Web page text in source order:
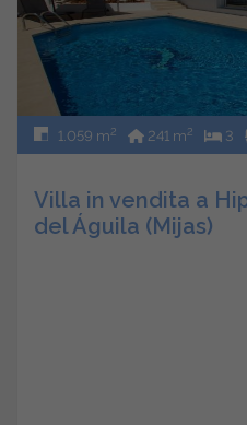
1.059 m2 241 m2 3
Villa in vendita a
del Águila (Mijas)